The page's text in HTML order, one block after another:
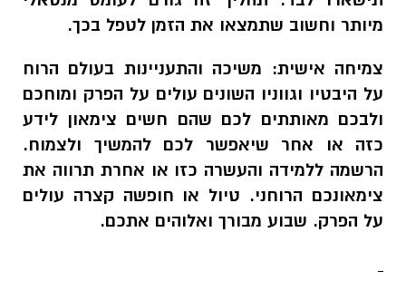
מיותר וחשוב שתמצאו את הזמן לטפל בכך.
צמיחה אישית: משיכה והתעניינות בעולם הרוח
על היבטיו וגווניו השונים עולים על הפרק ומוחכם
ולבכם מאותתים לכם שהם חשים צימאון לידע
כזה או אחר שיאפשר לכם להמשיך ולצמוח.
הרשמה ללמידה והעשרה כזו או אחרת תרווה את
צימאונכם הרוחני. טיול או חופשה קצרה עולים
על הפרק. שבוע מבורך ואלוהים אתכם.